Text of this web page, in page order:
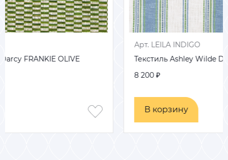
Текстиль Ashley Wilde Darcy LEILA INDIGO
В корзину
В корзину